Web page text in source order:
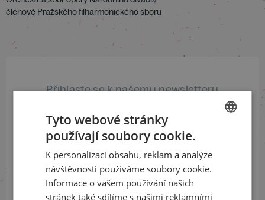
členové Pražského filharmonického sboru
Přihlaste se k našemu newsletteru
ODEBÍRAT NEWSLETTER
Sledujte nás na sociálních sítích
ENGLISH
Tyto webové stránky
používají soubory cookie.
K personalizaci obsahu, reklam a analýze
návštěvnosti používáme soubory cookie.
Informace o vašem používání našich
stránek také sdílíme s našimi reklamními